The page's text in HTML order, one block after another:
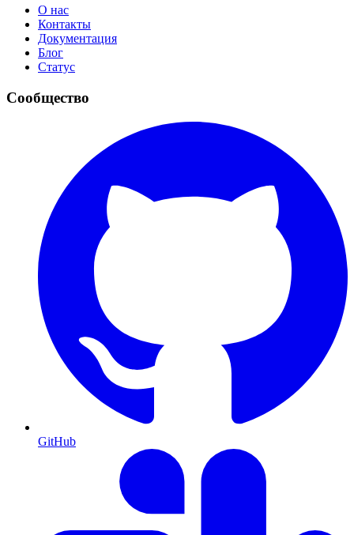
О нас
Контакты
Документация
Блог
Статус
Сообщество
GitHub